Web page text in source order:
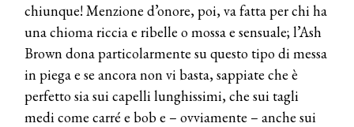
chiunque! Menzione d’onore, poi, va fatta per chi ha
una chioma riccia e ribelle o mossa e sensuale; l’Ash
Brown dona particolarmente su questo tipo di messa
in piega e se ancora non vi basta, sappiate che è
perfetto sia sui capelli lunghissimi, che sui tagli
medi come carré e bob e – ovviamente – anche sui